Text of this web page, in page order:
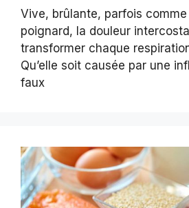
Vive, brûlante, parfois
poignard, la douleur
transformer chaque
Qu’elle soit causée par une
faux